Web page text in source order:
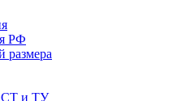
РФ
размера
и ТУ